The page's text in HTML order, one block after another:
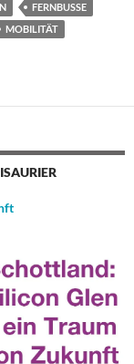
FERNBUSSE
MOBILITÄT